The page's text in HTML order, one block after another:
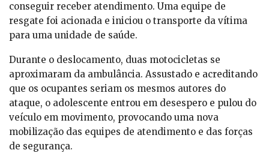
conseguir receber atendimento. Uma equipe de
resgate foi acionada e iniciou o transporte da vítima
para uma unidade de saúde.
Durante o deslocamento, duas motocicletas se
aproximaram da ambulância. Assustado e acreditando
que os ocupantes seriam os mesmos autores do
ataque, o adolescente entrou em desespero e pulou do
veículo em movimento, provocando uma nova
mobilização das equipes de atendimento e das forças
de segurança.